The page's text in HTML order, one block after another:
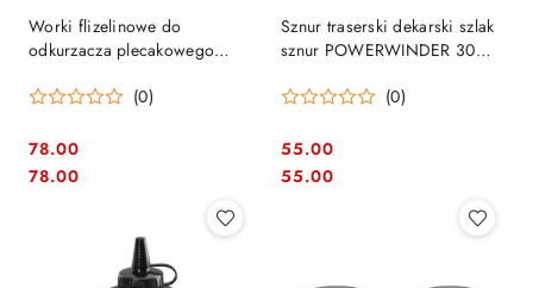
Worki flizelinowe do
odkurzacza plecakowego
[191C26-2] 10 szt.
(0)
Cena:
78.00
Cena:
78.00
Sznur traserski dekarski szlak
sznur POWERWINDER 30m
(0)
Cena:
55.00
Cena:
55.00